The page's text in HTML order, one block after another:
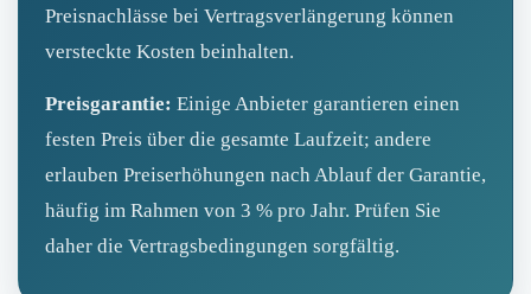
Preisnachlässe bei Vertragsverlängerung können
versteckte Kosten beinhalten.
Preisgarantie: Einige Anbieter garantieren einen
festen Preis über die gesamte Laufzeit; andere
erlauben Preiserhöhungen nach Ablauf der Garantie,
häufig im Rahmen von 3 % pro Jahr. Prüfen Sie
daher die Vertragsbedingungen sorgfältig.